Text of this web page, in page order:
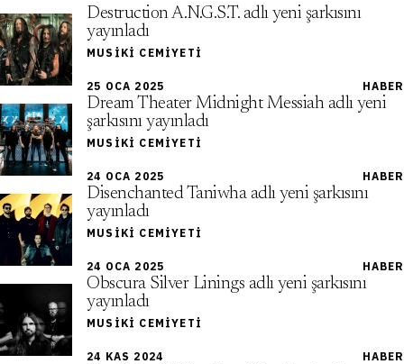
25 OCA 2025
Destruction A.N.G.S.T. adlı yeni şarkısını
yayınladı
MUSIKI CEMIYETI
HABER
24 OCA 2025
Dream Theater Midnight Messiah adlı yeni
şarkısını yayınladı
MUSIKI CEMIYETI
HABER
24 OCA 2025
Disenchanted Taniwha adlı yeni şarkısını
yayınladı
MUSIKI CEMIYETI
HABER
24 KAS 2024
Obscura Silver Linings adlı yeni şarkısını
yayınladı
MUSIKI CEMIYETI
HABER